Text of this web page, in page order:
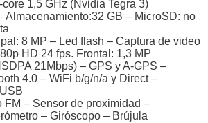
core 1,5 GHz (Nvidia Tegra 3)
Almacenamiento:32 GB – MicroSD: no
8 MP – Led flash – Captura de video
HD 24 fps. Frontal: 1,3 MP
21Mbps) – GPS y A-GPS –
4.0 – WiFi b/g/n/a y Direct –
FM – Sensor de proximidad –
– Giróscopo – Brújula